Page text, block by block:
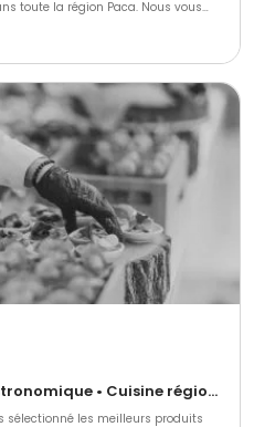
toute la région Paca. Nous vous
professionnels de l'événementiel
Barbecue et grillades • Gastronomique • Cuisine régionale
sélectionné les meilleurs produits